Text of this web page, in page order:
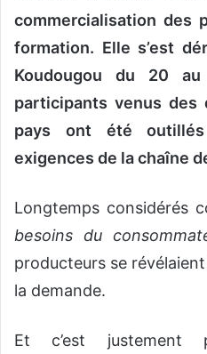
commercialisation des
formation. Elle s’est
Koudougou du 20
participants venus des
pays ont été
exigences de la chaîne
Longtemps considérés
besoins du
producteurs se
la demande.
Et c’est justement